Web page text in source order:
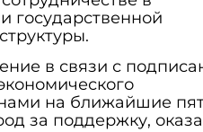
государственной
в связи с
на ближайшие
за поддержку,